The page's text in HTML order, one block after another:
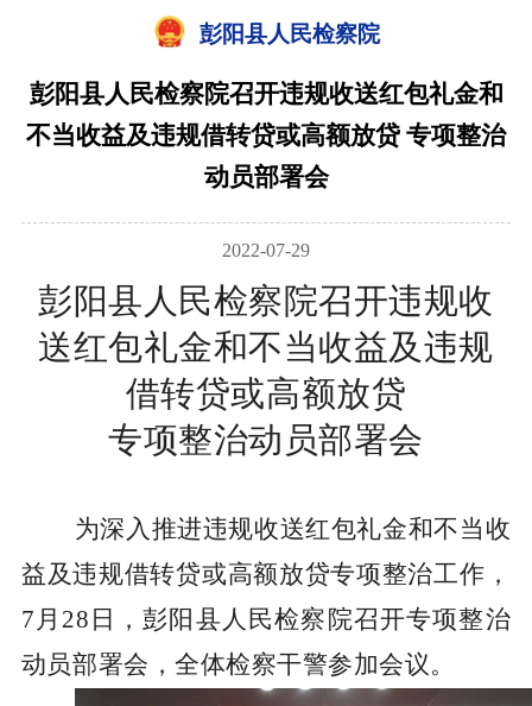
彭阳县人民检察院
彭阳县人民检察院召开违规收送红包礼金和
不当收益及违规借转贷或高额放贷 专项整治
动员部署会
2022-07-29
彭阳县人民检察院召开违规收
送红包礼金和不当收益及违规
借转贷或高额放贷
专项整治动员部署会
为深入推进违规收送红包礼金和不当收
益及违规借转贷或高额放贷专项整治工作，
7月28日，彭阳县人民检察院召开专项整治
动员部署会，全体检察干警参加会议。